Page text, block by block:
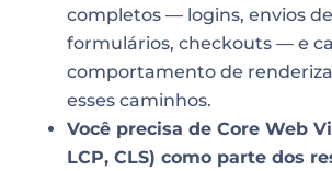
completos — logins, envios de
formulários, checkouts — e
comportamento de
esses caminhos.
Você precisa de Core Web
LCP, CLS) como parte dos